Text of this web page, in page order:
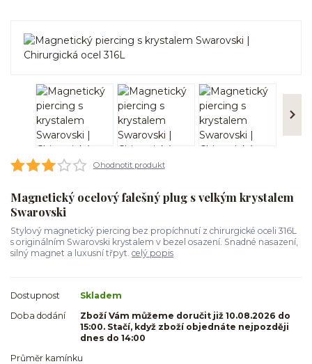
Ohodnotit produkt
Magnetický ocelový falešný plug s velkým krystalem
Swarovski
Stylový magnetický piercing bez propíchnutí z chirurgické oceli 316L
s originálním Swarovski krystalem v bezel osazení. Snadné nasazení,
silný magnet a luxusní třpyt. celý popis
Dostupnost
Skladem
Doba dodání
Zboží Vám můžeme doručit již 10.08.2026 do
15:00. Stačí, když zboží objednáte nejpozději
dnes do 14:00
Průměr kamínku